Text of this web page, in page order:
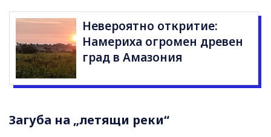
Невероятно откритие:
Намериха огромен древен
град в Амазония
Загуба на „летящи реки“